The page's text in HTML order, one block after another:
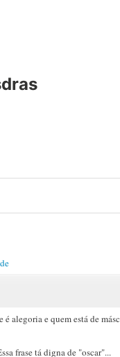
alegoria e quem está de
frase tá digna de "oscar"...